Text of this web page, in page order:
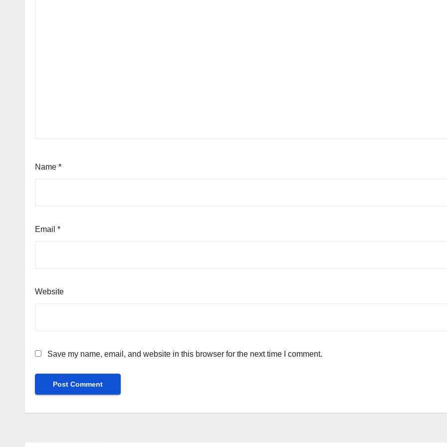
Name *
Email *
Website
Save my name, email, and website in this browser for the next time I comment.